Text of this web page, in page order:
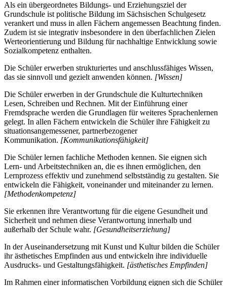
Als ein übergeordnetes Bildungs- und Erziehungsziel der
Grundschule ist politische Bildung im Sächsischen Schulgesetz
verankert und muss in allen Fächern angemessen Beachtung finden.
Zudem ist sie integrativ insbesondere in den überfachlichen Zielen
Werteorientierung und Bildung für nachhaltige Entwicklung sowie
Sozialkompetenz enthalten.
Die Schüler erwerben strukturiertes und anschlussfähiges Wissen,
das sie sinnvoll und gezielt anwenden können. [Wissen]
Die Schüler erwerben in der Grundschule die Kulturtechniken
Lesen, Schreiben und Rechnen. Mit der Einführung einer
Fremdsprache werden die Grundlagen für weiteres Sprachenlernen
gelegt. In allen Fächern entwickeln die Schüler ihre Fähigkeit zu
situationsangemessener, partnerbezogener
Kommunikation. [Kommunikationsfähigkeit]
Die Schüler lernen fachliche Methoden kennen. Sie eignen sich
Lern- und Arbeitstechniken an, die es ihnen ermöglichen, den
Lernprozess effektiv und zunehmend selbstständig zu gestalten. Sie
entwickeln die Fähigkeit, voneinander und miteinander zu lernen.
[Methodenkompetenz]
Sie erkennen ihre Verantwortung für die eigene Gesundheit und
Sicherheit und nehmen diese Verantwortung innerhalb und
außerhalb der Schule wahr. [Gesundheitserziehung]
In der Auseinandersetzung mit Kunst und Kultur bilden die Schüler
ihr ästhetisches Empfinden aus und entwickeln ihre individuelle
Ausdrucks- und Gestaltungsfähigkeit. [ästhetisches Empfinden]
Im Rahmen einer informatischen Vorbildung eignen sich die Schüler